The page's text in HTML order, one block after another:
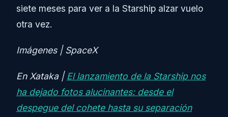
siete meses para ver a la Starship alzar vuelo
otra vez.
Imágenes | SpaceX
En Xataka | El lanzamiento de la Starship nos
ha dejado fotos alucinantes: desde el
despegue del cohete hasta su separación